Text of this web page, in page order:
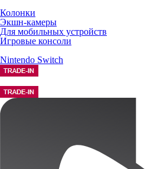
Колонки
Экшн-камеры
Для мобильных устройств
Игровые консоли
Nintendo Switch